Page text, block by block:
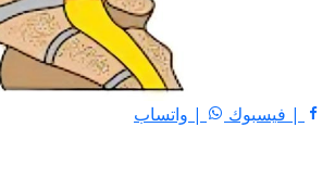
| فيسبوك | واتساب